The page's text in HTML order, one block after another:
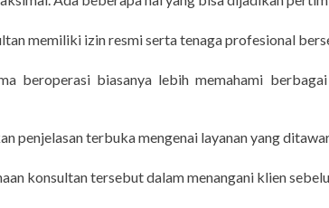
memiliki izin resmi serta tenaga profesional
beroperasi biasanya lebih memahami
penjelasan terbuka mengenai layanan yang
konsultan tersebut dalam menangani klien